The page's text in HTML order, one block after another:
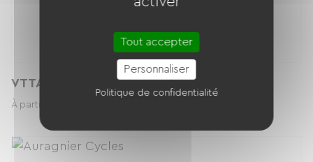
VTTAE MARIN RIFT ZONE 2
À partir de
Tout accepter
Personnaliser
Politique de confidentialité